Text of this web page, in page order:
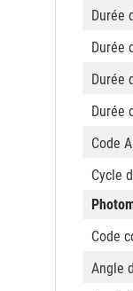
Durée
Durée
Durée
Durée
Code
Cycle
Code
Angle